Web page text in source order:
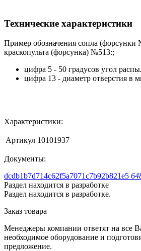
Технические характеристики
Пример обозначения сопла (форсунки
краскопульта (форсунка) №513:;
цифра 5 - 50 градусов угол
цифра 13 - диаметр отверстия в
Характеристики:
Артикул 10101937
Документы:
dcdb1b7d714c62f5a7071c7b92b821e5
Раздел находится в разработке
Раздел находится в разработке.
Заказ товара
Менеджеры компании ответят на все
необходимое оборудование и
предложение.